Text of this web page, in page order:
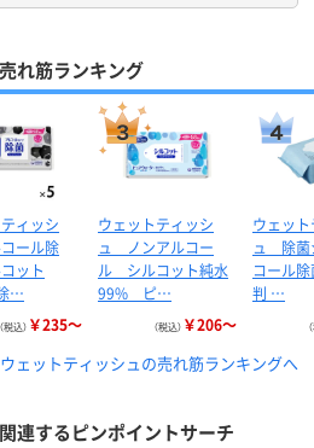
れ筋ランキング
ィッシ
ール除
ット
…
（税込） ￥235～
ウェットティッシ
ュ ノンアルコー
ル シルコット純水
99% ピ…
（税込） ￥206～
ウェッ
ュ 除菌
コール除
判 …
ウェットティッシュの売れ筋ランキングへ
関連するピンポイントサーチ